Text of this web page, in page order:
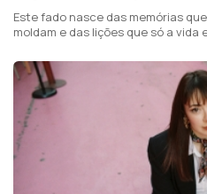
Este fado nasce das memórias
moldam e das lições que só a vida